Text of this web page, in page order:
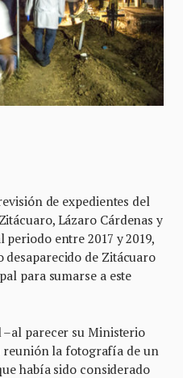
de expedientes del
Lázaro Cárdenas y
entre 2017 y 2019,
de Zitácuaro
para sumarse a este
parecer su Ministerio
la fotografía de un
había sido considerado